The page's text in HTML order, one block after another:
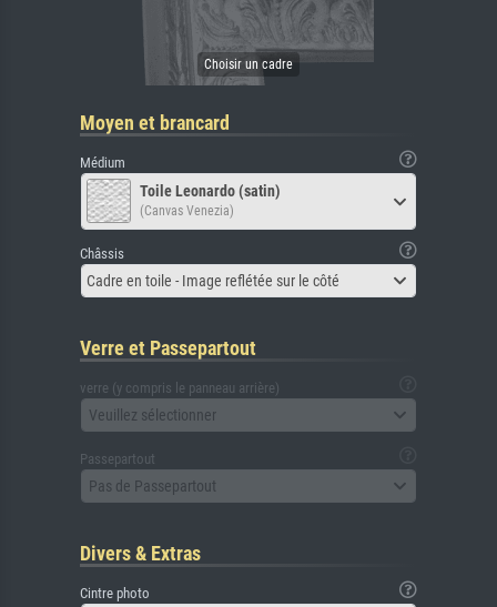
Moyen et brancard
Médium
Toile Leonardo (satin)
(Canvas Venezia)
Châssis
Cadre en toile - Image reflétée sur le côté
Verre et Passepartout
verre (y compris le panneau arrière)
Veuillez sélectionner
Passepartout
Pas de Passepartout
Divers & Extras
Cintre photo